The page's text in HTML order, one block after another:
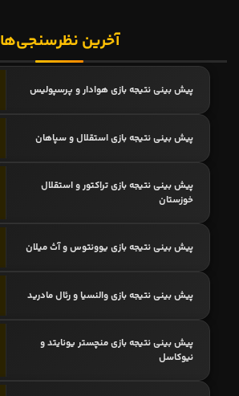
آخرین نظرسنجی‌ها
پیش بینی نتیجه بازی هوادار و پرسپولیس
پیش بینی نتیجه بازی استقلال و سپاهان
پیش بینی نتیجه بازی تراکتور و استقلال
خوزستان
پیش بینی نتیجه بازی یوونتوس و آث میلان
پیش بینی نتیجه بازی والنسیا و رئال مادرید
پیش بینی نتیجه بازی منچستر یونایتد و
نیوکاسل